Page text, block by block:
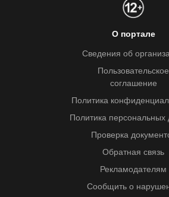
О портале
Сведения об
Пользовательское
соглашение
Политика
Политика персональных
Проверка
Обратная связь
Рекламодателям
Сообщить о